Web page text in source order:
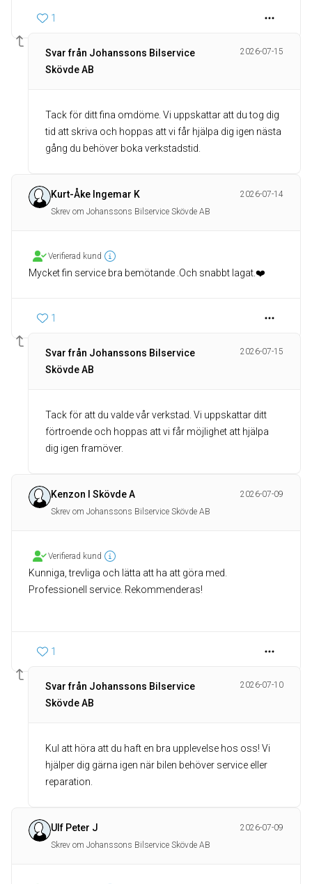
1
Svar från Johanssons Bilservice
Skövde AB
2026-07-15
Tack för ditt fina omdöme. Vi uppskattar att du tog dig
tid att skriva och hoppas att vi får hjälpa dig igen nästa
gång du behöver boka verkstadstid.
Kurt-Åke Ingemar K
2026-07-14
Skrev om Johanssons Bilservice Skövde AB
Verifierad kund
Mycket fin service bra bemötande .Och snabbt lagat.❤️
1
Svar från Johanssons Bilservice
Skövde AB
2026-07-15
Tack för att du valde vår verkstad. Vi uppskattar ditt
förtroende och hoppas att vi får möjlighet att hjälpa
dig igen framöver.
Kenzon I Skövde A
2026-07-09
Skrev om Johanssons Bilservice Skövde AB
Verifierad kund
Kunniga, trevliga och lätta att ha att göra med.
Professionell service. Rekommenderas!
1
Svar från Johanssons Bilservice
Skövde AB
2026-07-10
Kul att höra att du haft en bra upplevelse hos oss! Vi
hjälper dig gärna igen när bilen behöver service eller
reparation.
Ulf Peter J
2026-07-09
Skrev om Johanssons Bilservice Skövde AB